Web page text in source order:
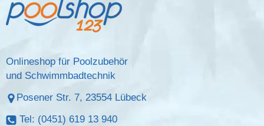
Onlineshop für Poolzubehör
und Schwimmbadtechnik
Posener Str. 7, 23554 Lübeck
Tel: (0451) 619 13 940